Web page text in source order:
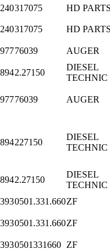
317075 HD
317075 HD
76039 AUGER
2.27150
DIESEL
TECHNIC
76039 AUGER
227150
DIESEL
TECHNIC
2.27150
DIESEL
TECHNIC
0501.331.660ZF
0501.331.660ZF
0501331660 ZF